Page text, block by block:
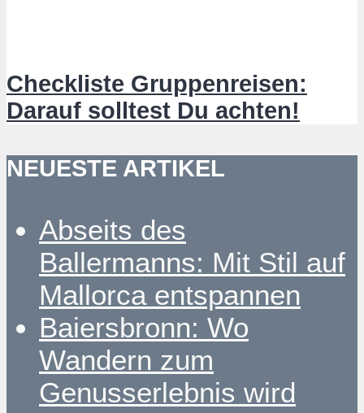
Checkliste Gruppenreisen:
Darauf solltest Du achten!
NEUESTE ARTIKEL
Abseits des
Ballermanns: Mit Stil auf
Mallorca entspannen
Baiersbronn: Wo
Wandern zum
Genusserlebnis wird